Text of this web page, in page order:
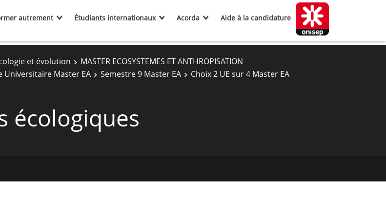
autrement Étudiants internationaux Acorda Aide à la candidature
et évolution
MASTER ECOSYSTEMES ET ANTHROPISATION
Universitaire Master EA Semestre 9 Master EA
Choix 2 UE sur 4 Master EA
écologiques